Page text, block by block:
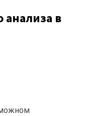
анализа в